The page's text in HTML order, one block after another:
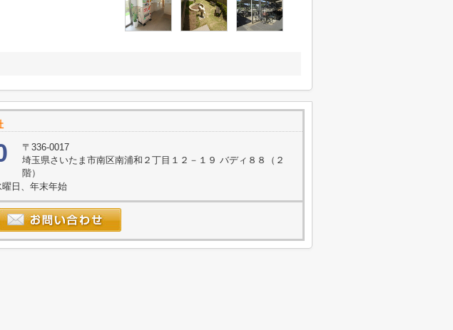
〒336-0017
埼玉県さいたま市南区南浦和２丁目１２－１９ バディ８８（２
階）
日、年末年始